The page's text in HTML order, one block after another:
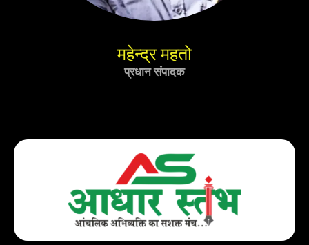
महेन्द्र महतो
प्रधान संपादक